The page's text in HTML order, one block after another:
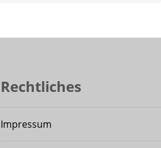
Rechtliches
Impressum